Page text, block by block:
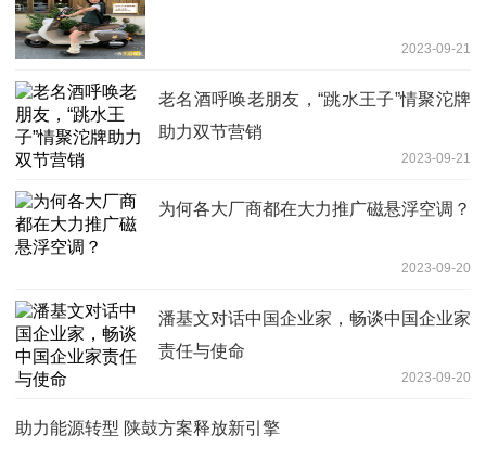
2023-09-21
老名酒呼唤老朋友，“跳水王子”情聚沱牌
助力双节营销
2023-09-21
为何各大厂商都在大力推广磁悬浮空调？
2023-09-20
潘基文对话中国企业家，畅谈中国企业家
责任与使命
2023-09-20
助力能源转型 陕鼓方案释放新引擎